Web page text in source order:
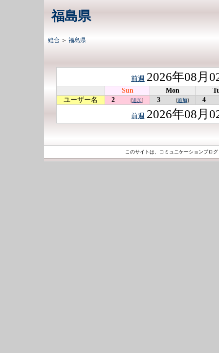
福島県
総合＞福島県
前週 2026年08月
Sun Mon
ユーザー名
2 [追加] 3 [追加] 4
前週 2026年08月
このサイトは、コミュニケーションブログ